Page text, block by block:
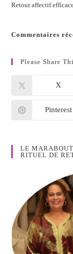
Retour affectif
Commentaires
Please Share
X
Pinterest
LE
RITUEL DE